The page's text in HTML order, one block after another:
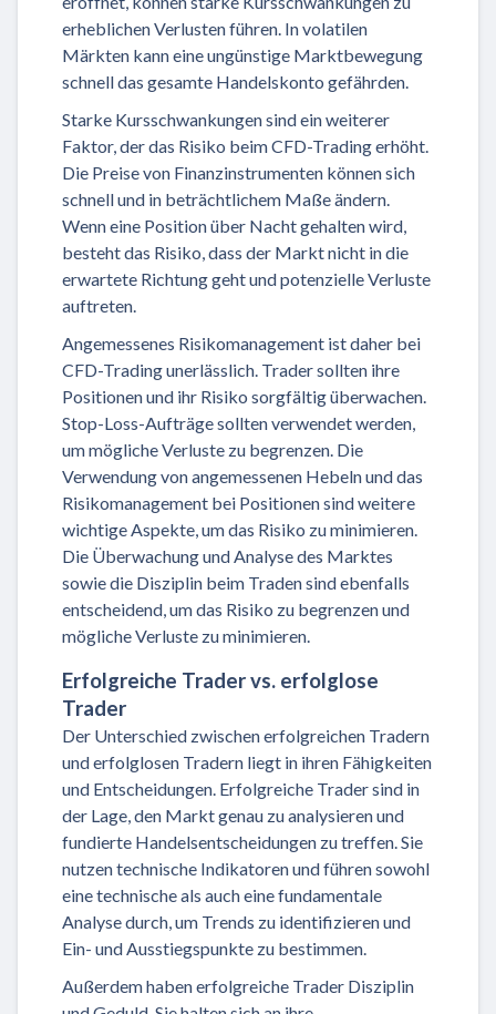
erheblichen Verlusten führen. In volatilen
Märkten kann eine ungünstige Marktbewegung
schnell das gesamte Handelskonto gefährden.
Starke Kursschwankungen sind ein weiterer
Faktor, der das Risiko beim CFD-Trading erhöht.
Die Preise von Finanzinstrumenten können sich
schnell und in beträchtlichem Maße ändern.
Wenn eine Position über Nacht gehalten wird,
besteht das Risiko, dass der Markt nicht in die
erwartete Richtung geht und potenzielle Verluste
auftreten.
Angemessenes Risikomanagement ist daher bei
CFD-Trading unerlässlich. Trader sollten ihre
Positionen und ihr Risiko sorgfältig überwachen.
Stop-Loss-Aufträge sollten verwendet werden,
um mögliche Verluste zu begrenzen. Die
Verwendung von angemessenen Hebeln und das
Risikomanagement bei Positionen sind weitere
wichtige Aspekte, um das Risiko zu minimieren.
Die Überwachung und Analyse des Marktes
sowie die Disziplin beim Traden sind ebenfalls
entscheidend, um das Risiko zu begrenzen und
mögliche Verluste zu minimieren.
Erfolgreiche Trader vs. erfolglose
Trader
Der Unterschied zwischen erfolgreichen Tradern
und erfolglosen Tradern liegt in ihren Fähigkeiten
und Entscheidungen. Erfolgreiche Trader sind in
der Lage, den Markt genau zu analysieren und
fundierte Handelsentscheidungen zu treffen. Sie
nutzen technische Indikatoren und führen sowohl
eine technische als auch eine fundamentale
Analyse durch, um Trends zu identifizieren und
Ein- und Ausstiegspunkte zu bestimmen.
Außerdem haben erfolgreiche Trader Disziplin